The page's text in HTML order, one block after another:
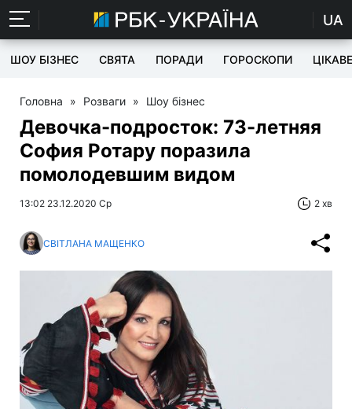
UA
ШОУ БІЗНЕС СВЯТА ПОРАДИ ГОРОСКОПИ ЦІКАВЕ
Головна » Розваги » Шоу бізнес
Девочка-подросток: 73-летняя
София Ротару поразила
помолодевшим видом
13:02 23.12.2020 Ср 2 хв
СВІТЛАНА МАЩЕНКО